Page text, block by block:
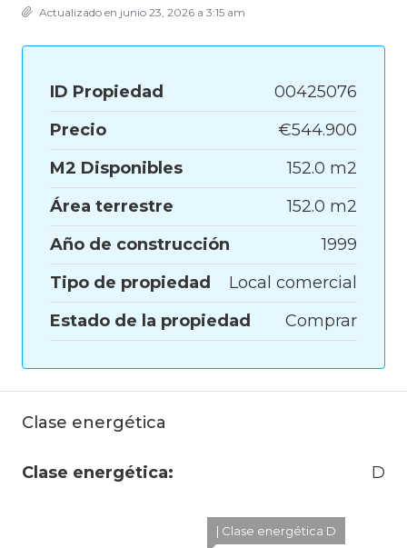
Actualizado en junio 23, 2026 a 3:15 am
ID Propiedad
00425076
Precio
€544.900
M2 Disponibles
152.0 m2
Área terrestre
152.0 m2
Año de construcción
1999
Tipo de propiedad
Local comercial
Estado de la propiedad
Comprar
Clase energética
Clase energética: D
| Clase energética D